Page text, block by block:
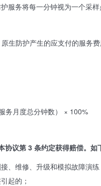
服务将每一分钟视为一个采
生防护产生的应支付的服务
务月度总分钟数） × 100%
议第 3 条约定获得赔偿。
、维修、升级和模拟故障演练
起的；